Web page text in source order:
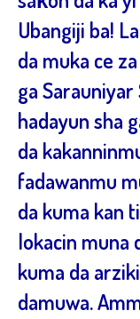
Ubangiji ba!
da muka ce
ga
hadayun sha
da
fadawanmu
da kuma kan
lokacin muna
kuma da
damuwa.